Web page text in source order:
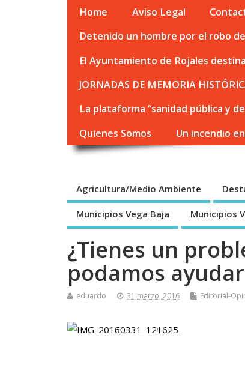
Home Aviso Legal
Detenido un hombre por el robo
El Ayuntamiento de Rojales
JORNADAS DE MEMORIA
La plataforma “sanidad pública y
Quienes Somos
Un incendio
Agricultura/Medio Ambiente
Municipios Vega Baja Municipios
¿Tienes un
podamos
eduardo 31 marzo, 2016 Editorial-